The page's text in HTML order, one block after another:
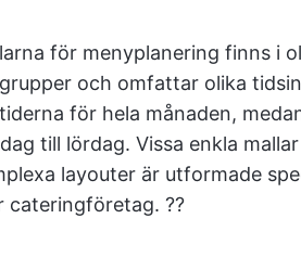
för menyplanering finns i
och omfattar olika
för hela månaden,
till lördag. Vissa enkla
layouter är utformade
cateringföretag. ?‍?